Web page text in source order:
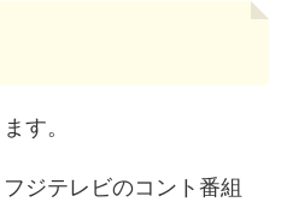
す。
ジテレビのコント番組